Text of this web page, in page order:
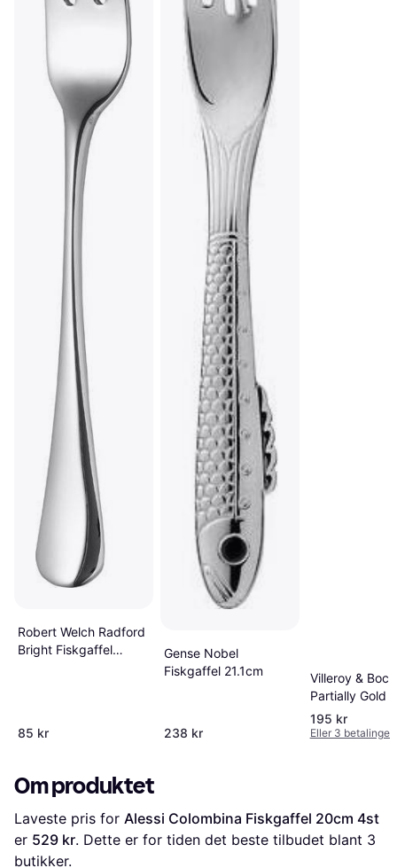
Robert Welch Radford
Bright Fiskgaffel
85 kr
Gense Nobel
Fiskgaffel 21.1cm
238 kr
Villeroy &
Partially Gold
Fiskgaffel
195 kr
Eller 3 betalinger
Om produktet
Laveste pris for Alessi Colombina Fiskgaffel 20cm 4st
er 529 kr. Dette er for tiden det beste tilbudet blant 3
butikker.